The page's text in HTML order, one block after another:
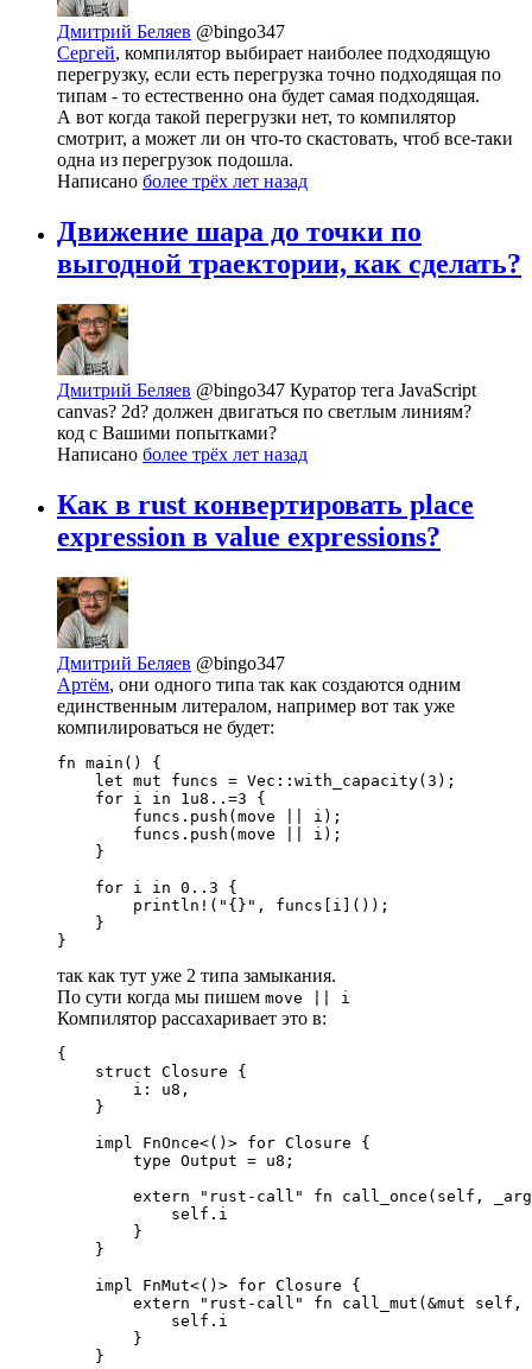
Дмитрий Беляев @bingo347
Сергей, компилятор выбирает наиболее подходящую
перегрузку, если есть перегрузка точно подходящая по
типам - то естественно она будет самая подходящая.
А вот когда такой перегрузки нет, то компилятор
смотрит, а может ли он что-то скастовать, чтоб все-таки
одна из перегрузок подошла.
Написано более трёх лет назад
Движение шара до точки по
выгодной траектории, как сделать?
Дмитрий Беляев @bingo347 Куратор тега JavaScript
canvas? 2d? должен двигаться по светлым линиям?
код с Вашими попытками?
Написано более трёх лет назад
Как в rust конвертировать place
expression в value expressions?
Дмитрий Беляев @bingo347
Артём, они одного типа так как создаются одним
единственным литералом, например вот так уже
компилироваться не будет:
fn main() {
    let mut funcs = Vec::with_capacity(3);
    for i in 1u8..=3 {
        funcs.push(move || i);
        funcs.push(move || i);
    }
    for i in 0..3 {
        println!("{}", funcs[i]());
    }
}
так как тут уже 2 типа замыкания.
По сути когда мы пишем move || i
Компилятор рассахаривает это в:
{
    struct Closure {
        i: u8,
    }
    impl FnOnce<()> for Closure {
        type Output = u8;
extern "rust-call" fn call_once(self,
            self.i
        }
    }
    impl FnMut<()> for Closure {
extern "rust-call" fn call_mut(&mut self,
            self.i
        }
    }